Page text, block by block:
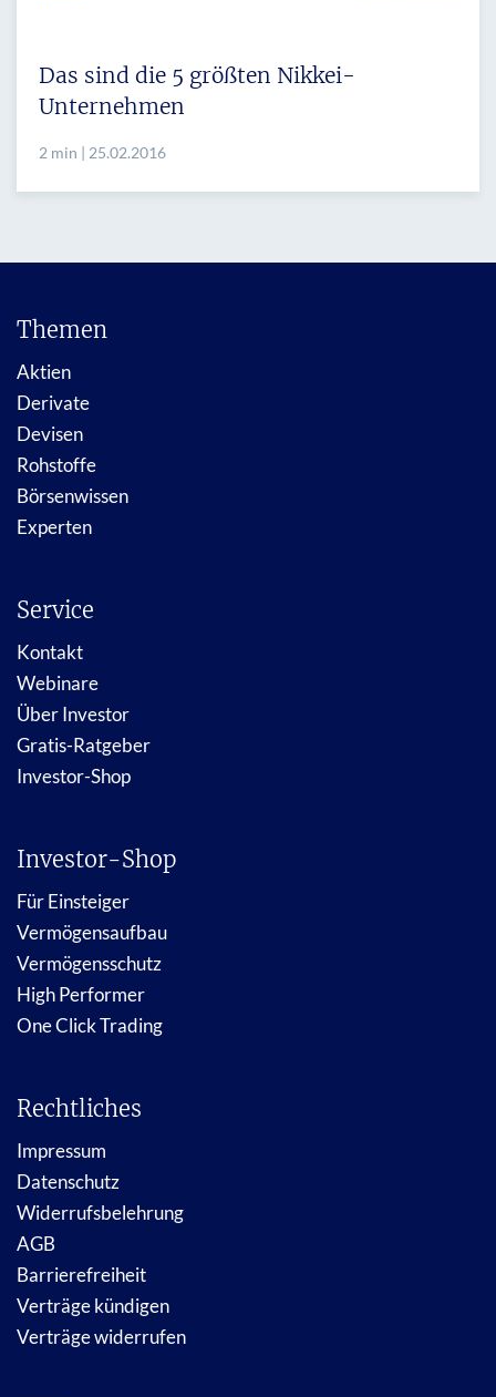
Das sind die 5 größten Nikkei-
Unternehmen
2 min | 25.02.2016
Themen
Aktien
Derivate
Devisen
Rohstoffe
Börsenwissen
Experten
Service
Kontakt
Webinare
Über Investor
Gratis-Ratgeber
Investor-Shop
Investor-Shop
Für Einsteiger
Vermögensaufbau
Vermögensschutz
High Performer
One Click Trading
Rechtliches
Impressum
Datenschutz
Widerrufsbelehrung
AGB
Barrierefreiheit
Verträge kündigen
Verträge widerrufen